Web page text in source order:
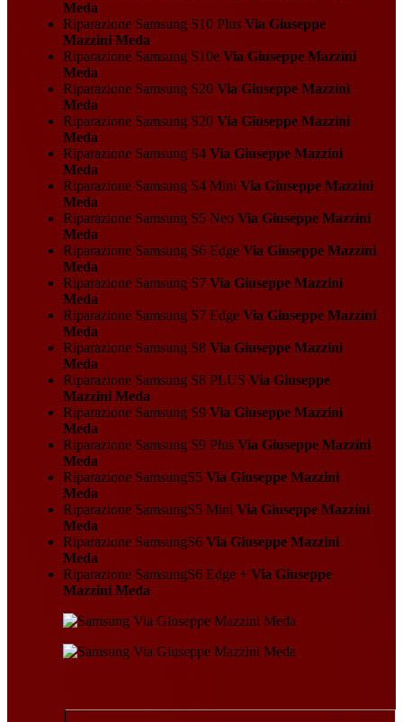
Meda
Riparazione Samsung S10 PlusVia Giuseppe
Mazzini Meda
Riparazione Samsung S10eVia Giuseppe Mazzini
Meda
Riparazione Samsung S20Via Giuseppe Mazzini
Meda
Riparazione Samsung S20Via Giuseppe Mazzini
Meda
Riparazione Samsung S4Via Giuseppe Mazzini
Meda
Riparazione Samsung S4 Mini Via Giuseppe Mazzini
Meda
Riparazione Samsung S5 NeoVia Giuseppe Mazzini
Meda
Riparazione Samsung S6 EdgeVia Giuseppe Mazzini
Meda
Riparazione Samsung S7Via Giuseppe Mazzini
Meda
Riparazione Samsung S7 EdgeVia Giuseppe Mazzini
Meda
Riparazione Samsung S8Via Giuseppe Mazzini
Meda
Riparazione Samsung S8 PLUS Via Giuseppe
Mazzini Meda
Riparazione Samsung S9Via Giuseppe Mazzini
Meda
Riparazione Samsung S9 PlusVia Giuseppe Mazzini
Meda
Riparazione SamsungS5Via Giuseppe Mazzini
Meda
Riparazione SamsungS5 Mini Via Giuseppe Mazzini
Meda
Riparazione SamsungS6Via Giuseppe Mazzini
Meda
Riparazione SamsungS6 Edge + Via Giuseppe
Mazzini Meda